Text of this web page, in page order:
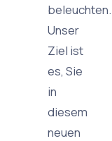
beleuchten.
Unser
Ziel ist
es, Sie
in
diesem
neuen